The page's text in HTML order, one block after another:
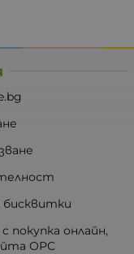
бисквитки
покупка онлайн,
ОРС